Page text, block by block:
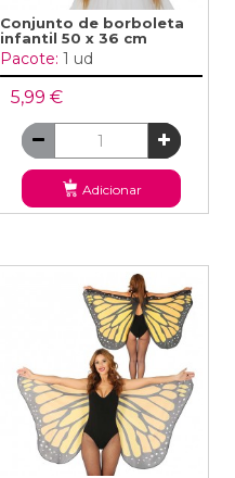
Conjunto de borboleta
infantil 50 x 36 cm
Pacote: 1 ud
5,99 €
Adicionar